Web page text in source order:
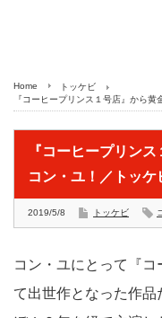
Home
トッケビ
『コーヒープリンス１号店』から
『コーヒープリン
コン・ユ！／トッケ
2019/5/8 トッケビ
コン・ユにとって『
て出世作となった作